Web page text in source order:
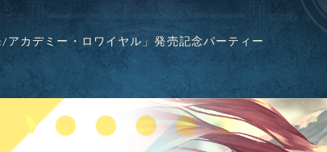
アカデミー・ロワイヤル」発売記念パーティー